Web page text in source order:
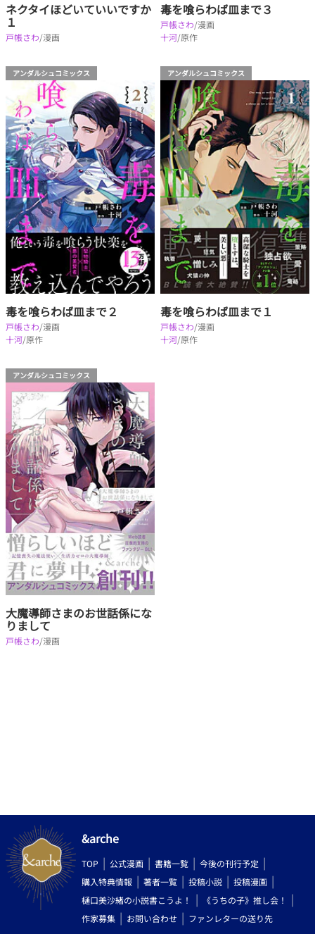
ネクタイほどいていいですか
１
戸帳さわ/漫画
毒を喰らわば皿まで３
戸帳さわ/漫画
十河/原作
アンダルシュコミックス
毒を喰らわば皿まで２
戸帳さわ/漫画
十河/原作
アンダルシュコミックス
毒を喰らわば皿まで１
戸帳さわ/漫画
十河/原作
アンダルシュコミックス
大魔導師さまのお世話係にな
りまして
戸帳さわ/漫画
&arche
TOP 公式漫画 書籍一覧
今後の刊行予定
購入特典情報
著者一覧 投稿小説
投稿漫画
樋口美沙緒の小説書こうよ！
《うちの子》推し会！
作家募集
お問い合わせ ファンレターの送り先